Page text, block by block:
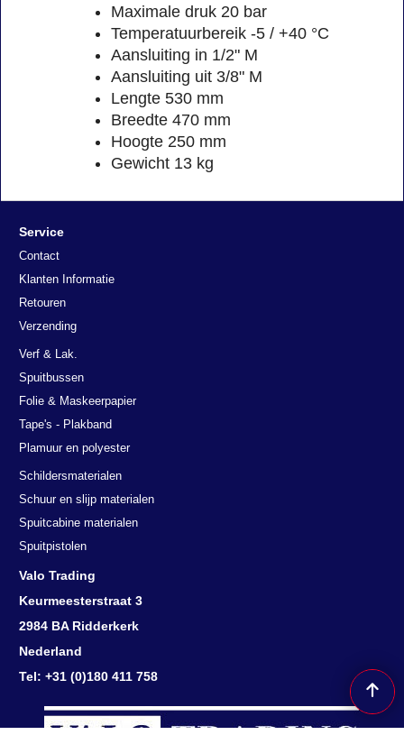
Maximale druk 20 bar
Temperatuurbereik -5 / +40 °C
Aansluiting in 1/2" M
Aansluiting uit 3/8" M
Lengte 530 mm
Breedte 470 mm
Hoogte 250 mm
Gewicht 13 kg
Service
Contact
Klanten Informatie
Retouren
Verzending
Verf & Lak.
Spuitbussen
Folie & Maskeerpapier
Tape's - Plakband
Plamuur en polyester
Schildersmaterialen
Schuur en slijp materialen
Spuitcabine materialen
Spuitpistolen
Valo Trading
Keurmeesterstraat 3
2984 BA Ridderkerk
Nederland
Tel: +31 (0)180 411 758